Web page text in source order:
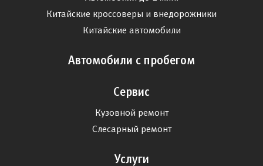
Китайские кроссоверы и внедорожники
Китайские автомобили
Автомобили с пробегом
Сервис
Кузовной ремонт
Слесарный ремонт
Услуги